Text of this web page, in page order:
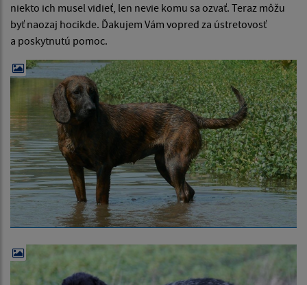
niekto ich musel vidieť, len nevie komu sa ozvať. Teraz môžu
byť naozaj hocikde. Ďakujem Vám vopred za ústretovosť
a poskytnutú pomoc.